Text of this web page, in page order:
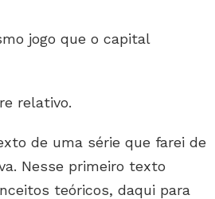
jogo que o capital
relativo.
de uma série que farei de
Nesse primeiro texto
teóricos, daqui para